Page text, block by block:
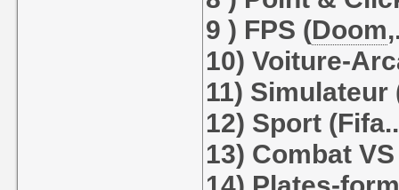
9 ) FPS (Doom
10) Voiture-
11) Simulateur
12) Sport
13) Combat